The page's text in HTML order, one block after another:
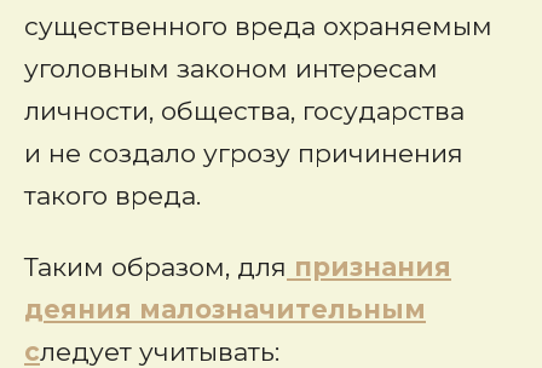
существенного вреда охраняемым
уголовным законом интересам
личности, общества, государства
и не создало угрозу причинения
такого вреда.
Таким образом, для признания
деяния малозначительным
следует учитывать: